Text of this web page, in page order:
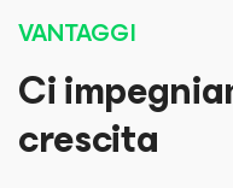
VANTAGGI
Ci
crescita